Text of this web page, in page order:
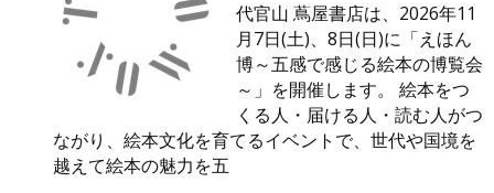
代官山 蔦屋書店は、2026年11
月7日(土)、8日(日)に「えほん
博～五感で感じる絵本の博覧会
～」を開催します。 絵本をつ
くる人・届ける人・読む人がつ
ながり、絵本文化を育てるイベントで、世代や国境を
越えて絵本の魅力を五